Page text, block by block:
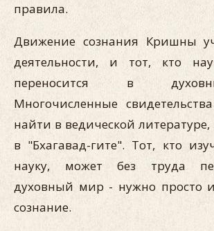
правила.
Движение сознания Кришны
деятельности, и тот, кто
переносится в
Многочисленные
найти в ведической
в "Бхагавад-гите". Тот, кто
науку, может без труда
духовный мир - нужно просто
сознание.